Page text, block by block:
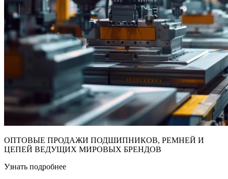
ОПТОВЫЕ ПРОДАЖИ ПОДШИПНИКОВ, РЕМНЕЙ И
ЦЕПЕЙ ВЕДУЩИХ МИРОВЫХ БРЕНДОВ
Узнать подробнее